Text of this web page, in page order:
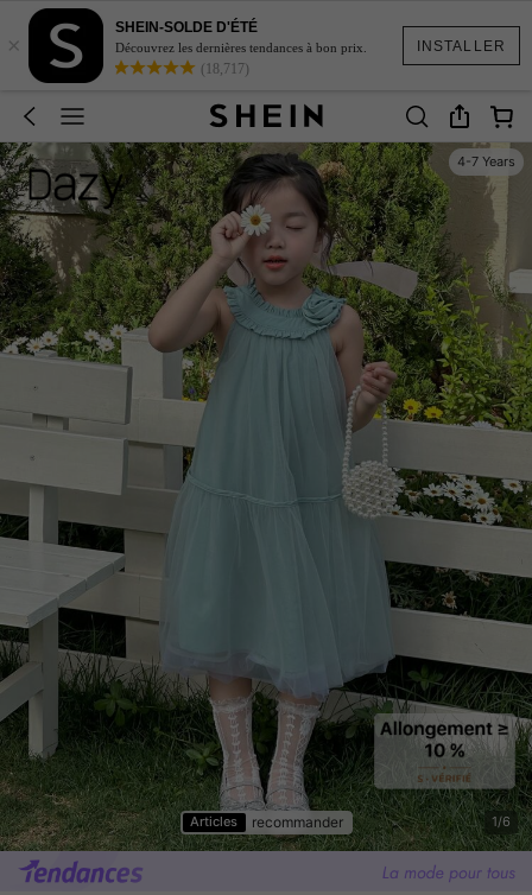
INSTALLER
×
SHEIN-SOLDE D'ÉTÉ
Découvrez les dernières tendances à bon prix.
(18,717)
4-7 Years
Articles recommander 1/6